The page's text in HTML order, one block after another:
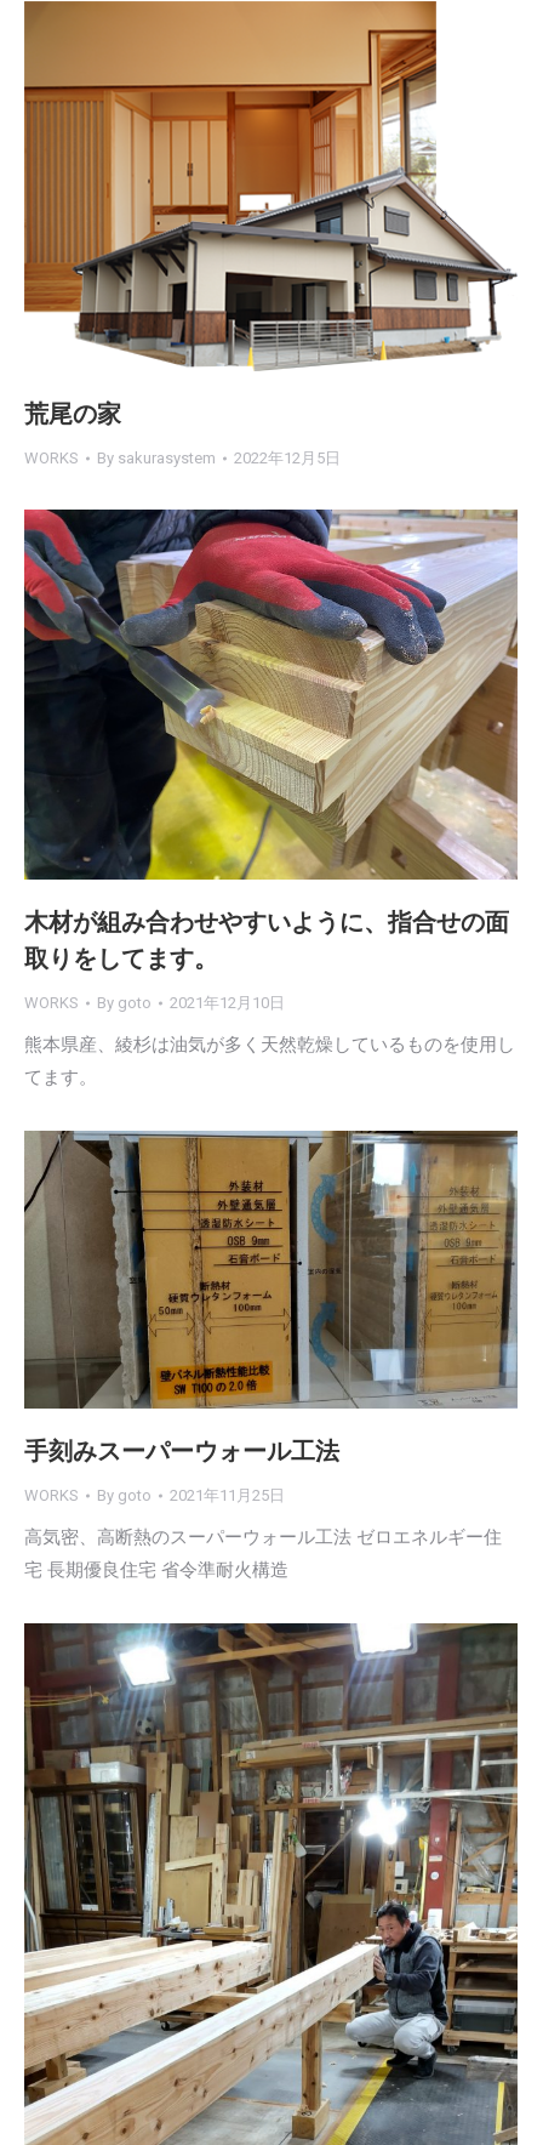
荒尾の家
WORKS By sakurasystem 2022年12月5日
木材が組み合わせやすいように、指合せの面
取りをしてます。
WORKS By goto 2021年12月10日
熊本県産、綾杉は油気が多く天然乾燥しているものを使用し
てます。
手刻みスーパーウォール工法
WORKS By goto 2021年11月25日
高気密、高断熱のスーパーウォール工法 ゼロエネルギー住
宅 長期優良住宅 省令準耐火構造